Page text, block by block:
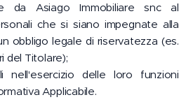
da Asiago Immobiliare snc al
che si siano impegnate alla
obbligo legale di riservatezza (es.
del Titolare);
nell'esercizio delle loro funzioni
Applicabile.